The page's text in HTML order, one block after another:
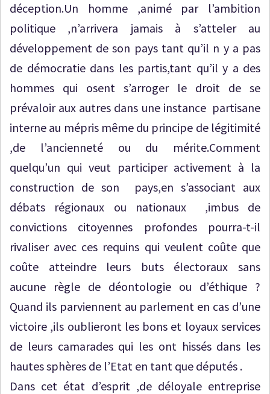
déception.Un homme ,animé par l’ambition
politique ,n’arrivera jamais à s’atteler au
développement de son pays tant qu’il n y a pas
de démocratie dans les partis,tant qu’il y a des
hommes qui osent s’arroger le droit de se
prévaloir aux autres dans une instance partisane
interne au mépris même du principe de légitimité
,de l’ancienneté ou du mérite.Comment
quelqu’un qui veut participer activement à la
construction de son pays,en s’associant aux
débats régionaux ou nationaux ,imbus de
convictions citoyennes profondes pourra-t-il
rivaliser avec ces requins qui veulent coûte que
coûte atteindre leurs buts électoraux sans
aucune règle de déontologie ou d’éthique ?
Quand ils parviennent au parlement en cas d’une
victoire ,ils oublieront les bons et loyaux services
de leurs camarades qui les ont hissés dans les
hautes sphères de l’Etat en tant que députés .
Dans cet état d’esprit ,de déloyale entreprise